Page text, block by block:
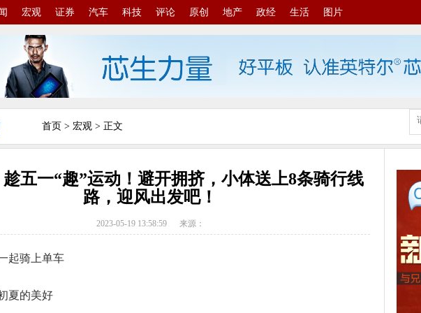
宏观 证券 汽车 科技 评论 原创 地产 政经 生活 图片
首页 > 宏观 > 正文
五一“趣”运动！避开拥挤，小体送上8条骑行线
路，迎风出发吧！
2023-05-19 13:58:59 来源：
起骑上单车
夏的美好